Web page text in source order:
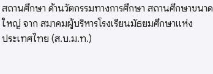
สถานศึกษา ด้านวัตกรรมทางการศึกษา สถานศึกษาขนาด
ใหญ่ จาก สมาคมผู้บริหารโรงเรียนมัธยมศึกษาแห่ง
ประเทศไทย (ส.บ.ม.ท.)